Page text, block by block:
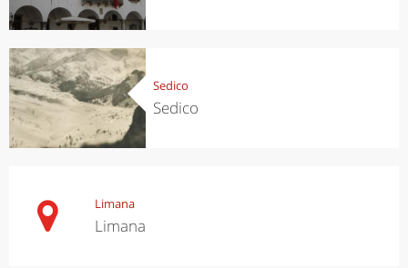
Sedico
Sedico
Limana
Limana